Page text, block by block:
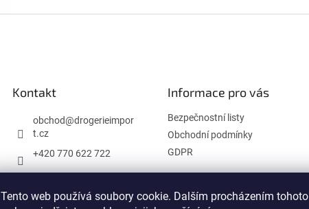
Tento web používá soubory cookie. Dalším procházením tohoto
Kontakt
obchod@drogerieimpor
t.cz
+420 770 622 722
Informace pro vás
Bezpečnostní listy
Obchodní podmínky
GDPR